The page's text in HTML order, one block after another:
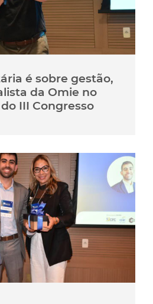
é sobre gestão,
da Omie no
III Congresso